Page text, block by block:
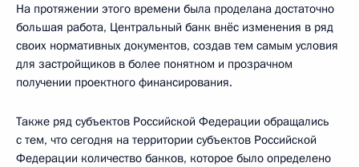
На протяжении этого времени была проделана достаточно
большая работа, Центральный банк внёс изменения в ряд
своих нормативных документов, создав тем самым условия
для застройщиков в более понятном и прозрачном
получении проектного финансирования.
Также ряд субъектов Российской Федерации обращались
с тем, что сегодня на территории субъектов Российской
Федерации количество банков, которое было определено